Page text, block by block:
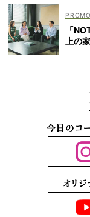
「
上の